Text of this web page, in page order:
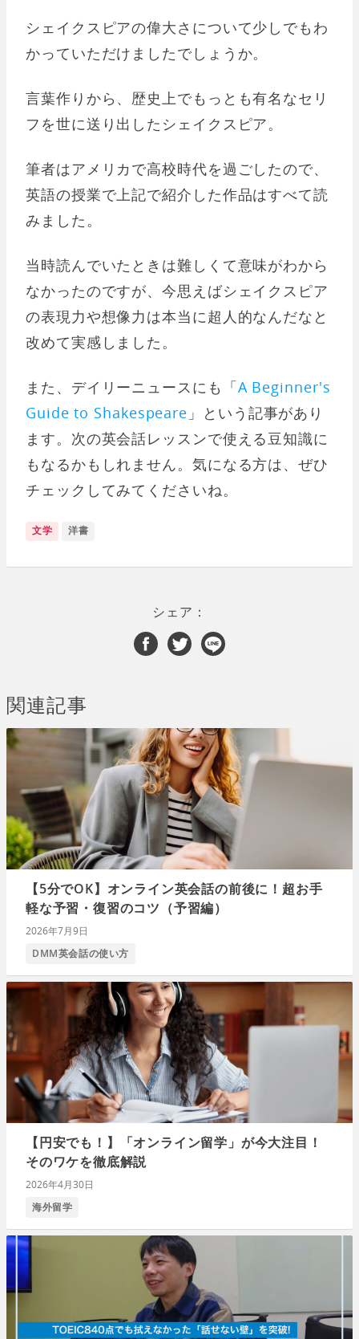
シェイクスピアの偉大さについて少しでもわ
かっていただけましたでしょうか。
言葉作りから、歴史上でもっとも有名なセリ
フを世に送り出したシェイクスピア。
筆者はアメリカで高校時代を過ごしたので、
英語の授業で上記で紹介した作品はすべて読
みました。
当時読んでいたときは難しくて意味がわから
なかったのですが、今思えばシェイクスピア
の表現力や想像力は本当に超人的なんだなと
改めて実感しました。
また、デイリーニュースにも「A Beginner's
Guide to Shakespeare 」という記事があり
ます。次の英会話レッスンで使える豆知識に
もなるかもしれません。気になる方は、ぜひ
チェックしてみてくださいね。
文学 洋書
シェア：
関連記事
【5分でOK】オンライン英会話の前後に！超お手
軽な予習・復習のコツ（予習編）
2026年7月9日
DMM英会話の使い方
【円安でも！】「オンライン留学」が今大注目！
そのワケを徹底解説
2026年4月30日
海外留学